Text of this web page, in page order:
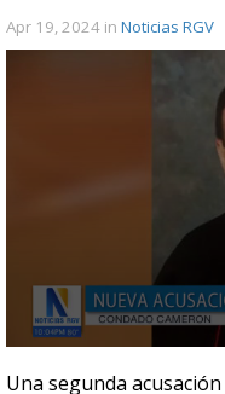
Apr 19, 2024 in Noticias RGV
seconds
Una segunda